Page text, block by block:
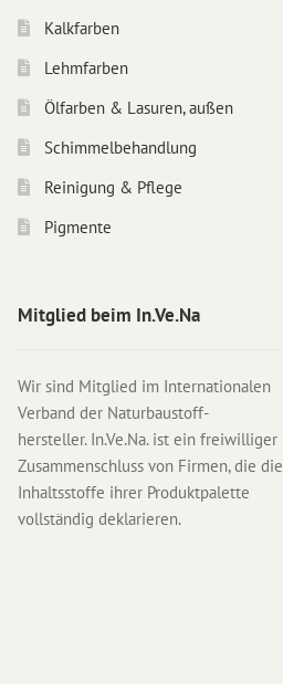
Kalkfarben
Lehmfarben
Ölfarben & Lasuren, außen
Schimmelbehandlung
Reinigung & Pflege
Pigmente
Mitglied beim In.Ve.Na
Wir sind Mitglied im Internationalen
Verband der Naturbaustoff-
hersteller. In.Ve.Na. ist ein freiwilliger
Zusammenschluss von Firmen, die die
Inhaltsstoffe ihrer Produktpalette
vollständig deklarieren.